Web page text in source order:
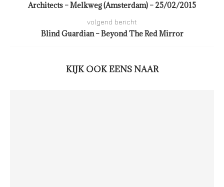
Architects – Melkweg (Amsterdam) – 25/02/2015
volgend bericht
Blind Guardian – Beyond The Red Mirror
KIJK OOK EENS NAAR